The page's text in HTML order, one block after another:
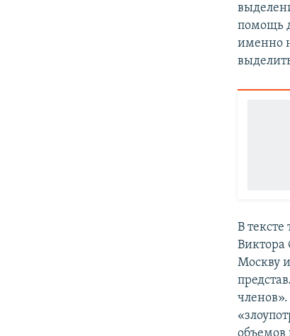
помощь
именно
В
Виктора
Москву